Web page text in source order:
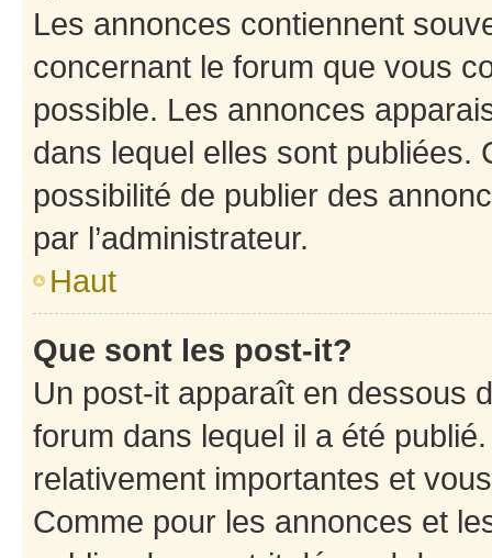
Les annonces contiennent
concernant le forum que vous
possible. Les annonces
dans lequel elles sont publiées.
possibilité de publier des
par l’administrateur.
Haut
Que sont les post-it?
Un post-it apparaît en dessous
forum dans lequel il a été
relativement importantes et
Comme pour les annonces et